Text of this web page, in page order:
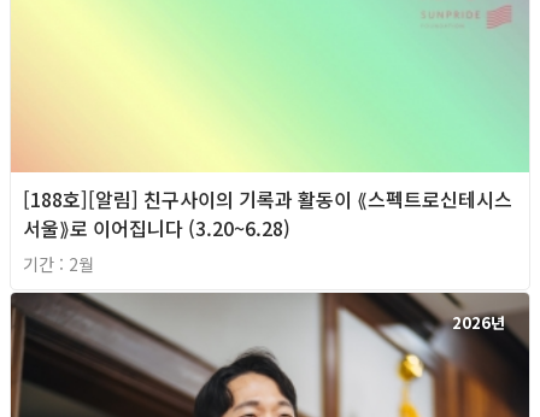
[188호][알림] 친구사이의 기록과 활동이 ⟪스펙트로신테시스
서울⟫로 이어집니다 (3.20~6.28)
기간 : 2월
2026년